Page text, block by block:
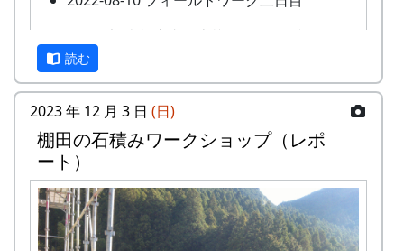
このたび、調査報告書が上梓されたのを記念し
て、現地である岩座神において調査報告会が開催
されます。
あわせて、2023年に岩座神の棚田について農業の
面から調査をおこなった武庫川女子大学来栖氏の
研究発表も行なわれます。
京都府立大学歴史学科文化遺産調査報
告会
『岩座神の歴史と文化』
読む
2023 年 12 月 3 日 (日)
棚田の石積みワークショップ（レポ
ート）